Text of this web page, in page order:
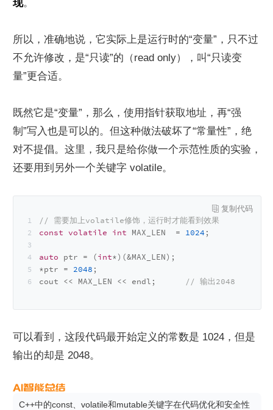
现。
所以，准确地说，它实际上是运行时的“变量”，只不过
不允许修改，是“只读”的（read only），叫“只读变
量”更合适。
既然它是“变量”，那么，使用指针获取地址，再“强
制”写入也是可以的。但这种做法破坏了“常量性”，绝
对不提倡。这里，我只是给你做一个示范性质的实验，
还要用到另外一个关键字 volatile。
// 需要加上volatile修饰，运行时才能看到效果
const volatile int MAX_LEN  = 1024 ;
auto ptr = (int*)(&MAX_LEN);
*ptr = 2048 ;
cout << MAX_LEN << endl;
// 输出2048
可以看到，这段代码最开始定义的常数是 1024，但是
输出的却是 2048。
C++中的const、volatile和mutable关键字在代码优化和安全性